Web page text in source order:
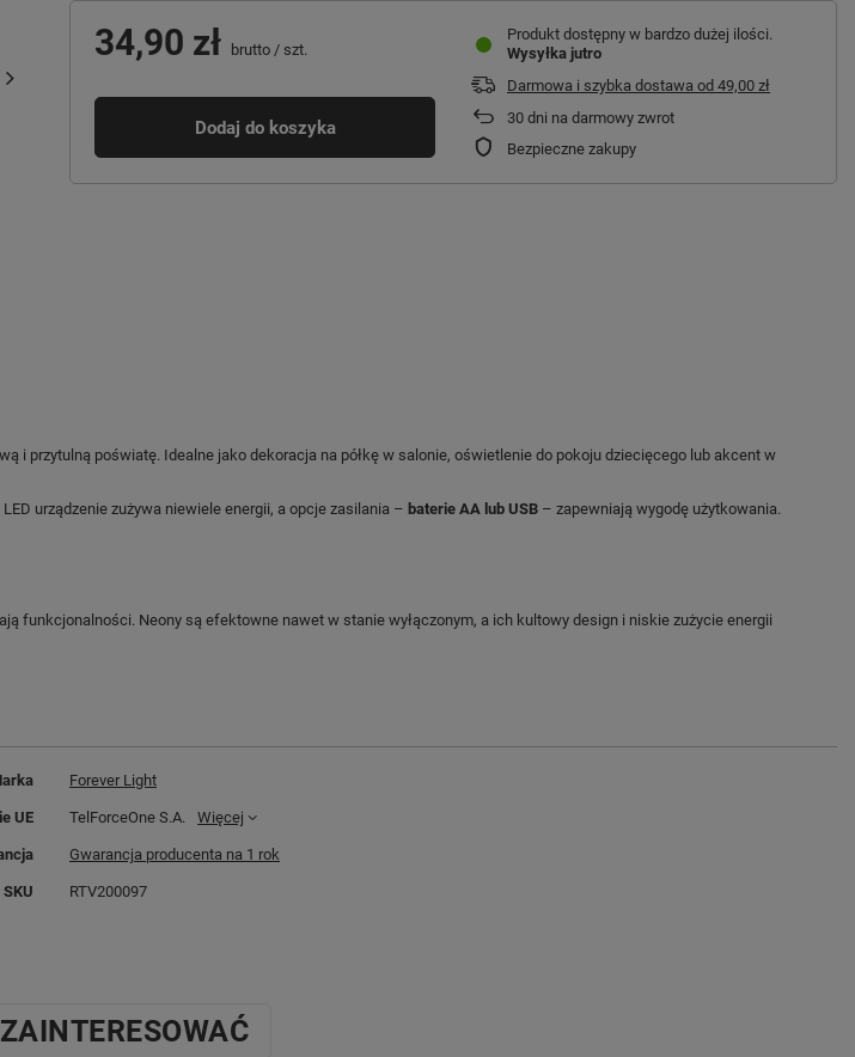
34,90 zł brutto / szt.
Dodaj do koszyka
Produkt dostępny w bardzo dużej ilości
Wysyłka jutro
Darmowa i szybka dostawa od 49,00 zł
30 dni na darmowy zwrot
Bezpieczne zakupy
i przytulną poświatę. Idealne jako dekoracja na półkę w salonie, oświetlenie do pokoju dziecięcego lub akcent w
urządzenie zużywa niewiele energii, a opcje zasilania – baterie AA lub USB – zapewniają wygodę użytkowania.
funkcjonalności. Neony są efektowne nawet w stanie wyłączonym, a ich kultowy design i niskie zużycie energii
Forever Light
UE TelForceOne S.A. Więcej
Gwarancja producenta na 1 rok
SKU RTV200097